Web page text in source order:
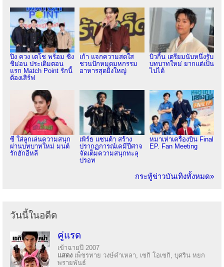
ปิง ควง เตโช พร้อม ซิง
ชิม่อน ประเดิมตอน
แรก Match Point รักนี้
ต้องเสิร์ฟ
เก้า แจกความสดใส
ชวนปักหมุดมหกรรม
อาหารสุดยิ่งใหญ่
บิวกิ้น เตรียมนับหนึ่งรับ
บทบาทใหม่ ยากแต่เป็น
ไปได้
ซี ใส่ลูกเล่นความสนุก
ผ่านบทบาทใหม่ มนต์
รักฮักอีหลี
เพิร์ธ แซนต้า สร้าง
ปรากฏการณ์เคมีปีศาจ
จัดเต็มความสนุกทะลุ
ปรอท
หมาเห่าเครื่องบิน Final
EP. Fan Meeting
กระทู้ข่าวบันเทิงทั้งหมด»
วันนี้ในอดีต
คู่แรด
เข้าฉายปี 2007
แสดง เพ็ชรทาย วงษ์คำเหลา, เซกิ โอเซกิ, บุศริน หยก
พรายพันธ์